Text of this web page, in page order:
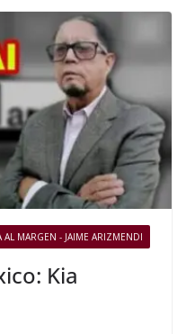
AL MARGEN - JAIME ARIZMENDI
Kia